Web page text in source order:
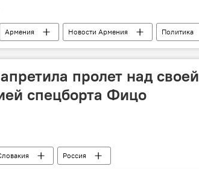
Армения Новости Армения Политика
пролет над своей
спецборта Фицо
Россия